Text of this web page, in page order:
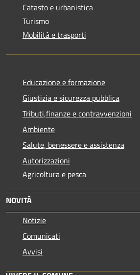
Catasto e urbanistica
Turismo
Mobilità e trasporti
Educazione e formazione
Giustizia e sicurezza pubblica
Tributi,finanze e contravvenzioni
Ambiente
Salute, benessere e assistenza
Autorizzazioni
Agricoltura e pesca
NOVITÀ
Notizie
Comunicati
Avvisi